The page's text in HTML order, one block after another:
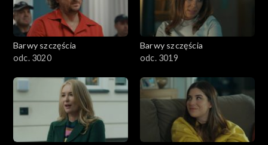
Barwy szczęścia
odc. 3020
Barwy szczęścia
odc. 3019